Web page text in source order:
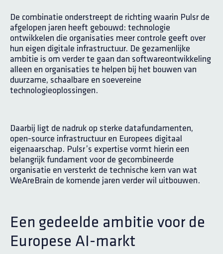
De combinatie onderstreept de richting waarin Pulsr de
afgelopen jaren heeft gebouwd: technologie
ontwikkelen die organisaties meer controle geeft over
hun eigen digitale infrastructuur. De gezamenlijke
ambitie is om verder te gaan dan softwareontwikkeling
alleen en organisaties te helpen bij het bouwen van
duurzame, schaalbare en soevereine
technologieoplossingen.
Daarbij ligt de nadruk op sterke datafundamenten,
open-source infrastructuur en Europees digitaal
eigenaarschap. Pulsr’s expertise vormt hierin een
belangrijk fundament voor de gecombineerde
organisatie en versterkt de technische kern van wat
WeAreBrain de komende jaren verder wil uitbouwen.
Een gedeelde ambitie voor de
Europese AI-markt